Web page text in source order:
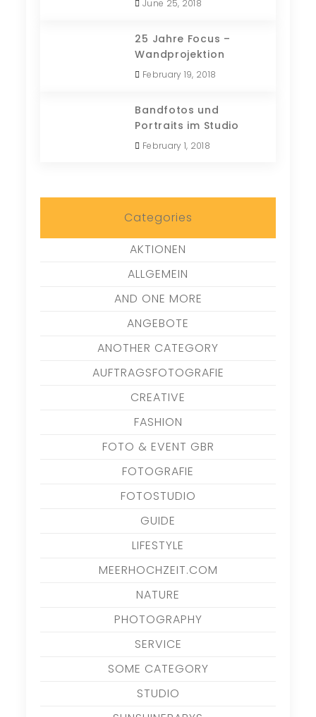
June 25, 2018
25 Jahre Focus –
Wandprojektion
February 19, 2018
Bandfotos und
Portraits im Studio
February 1, 2018
Categories
AKTIONEN
ALLGEMEIN
AND ONE MORE
ANGEBOTE
ANOTHER CATEGORY
AUFTRAGSFOTOGRAFIE
CREATIVE
FASHION
FOTO & EVENT GBR
FOTOGRAFIE
FOTOSTUDIO
GUIDE
LIFESTYLE
MEERHOCHZEIT.COM
NATURE
PHOTOGRAPHY
SERVICE
SOME CATEGORY
STUDIO